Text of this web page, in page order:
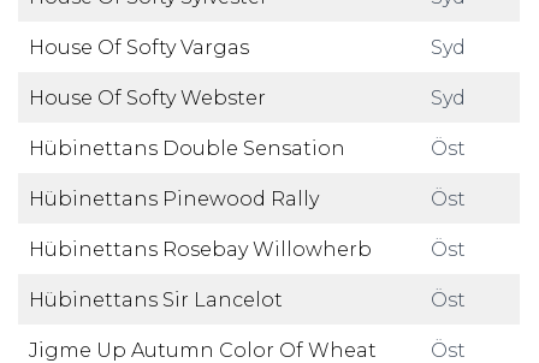
House Of Softy Vargas Syd
House Of Softy Webster Syd
Hübinettans Double Sensation Öst
Hübinettans Pinewood Rally Öst
Hübinettans Rosebay Willowherb Öst
Hübinettans Sir Lancelot Öst
Jigme Up Autumn Color Of Wheat Öst